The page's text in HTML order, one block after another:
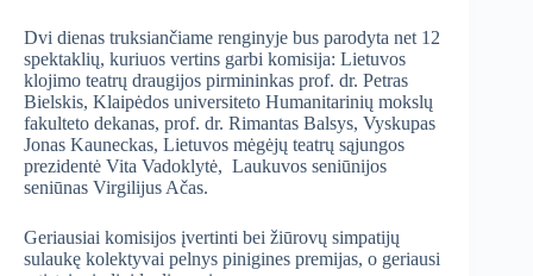
Dvi dienas truksiančiame renginyje bus parodyta net 12
spektaklių, kuriuos vertins garbi komisija: Lietuvos
klojimo teatrų draugijos pirmininkas prof. dr. Petras
Bielskis, Klaipėdos universiteto Humanitarinių mokslų
fakulteto dekanas, prof. dr. Rimantas Balsys, Vyskupas
Jonas Kauneckas, Lietuvos mėgėjų teatrų sąjungos
prezidentė Vita Vadoklytė, Laukuvos seniūnijos
seniūnas Virgilijus Ačas.
Geriausiai komisijos įvertinti bei žiūrovų simpatijų
sulaukę kolektyvai pelnys pinigines premijas, o geriausi